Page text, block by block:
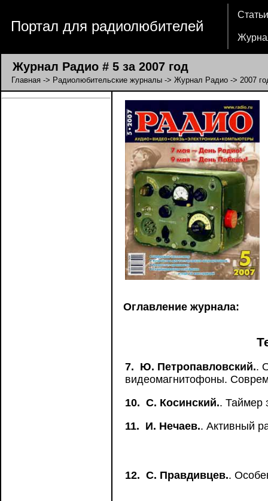
Портал для радиолюбителей
Статьи
Журнал Радио # 5 за 2007 год
Главная -> Радиолюбительские журналы -> Журнал Радио -> 2007
Оглавление журнала:
7. Ю. Петропавловский..
видеомагнитофоны.
10. С. Косинский.. Таймер
11. И. Нечаев.. Активный
12. С. Правдивцев..